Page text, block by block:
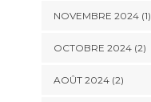
NOVEMBRE 2024(1)
OCTOBRE 2024(2)
AOÛT 2024(2)